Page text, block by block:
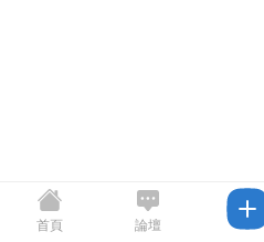
首頁 論壇